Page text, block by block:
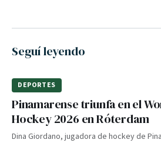
Seguí leyendo
DEPORTES
Pinamarense triunfa en el
Hockey 2026 en Róterdam
Dina Giordano, jugadora de hockey de